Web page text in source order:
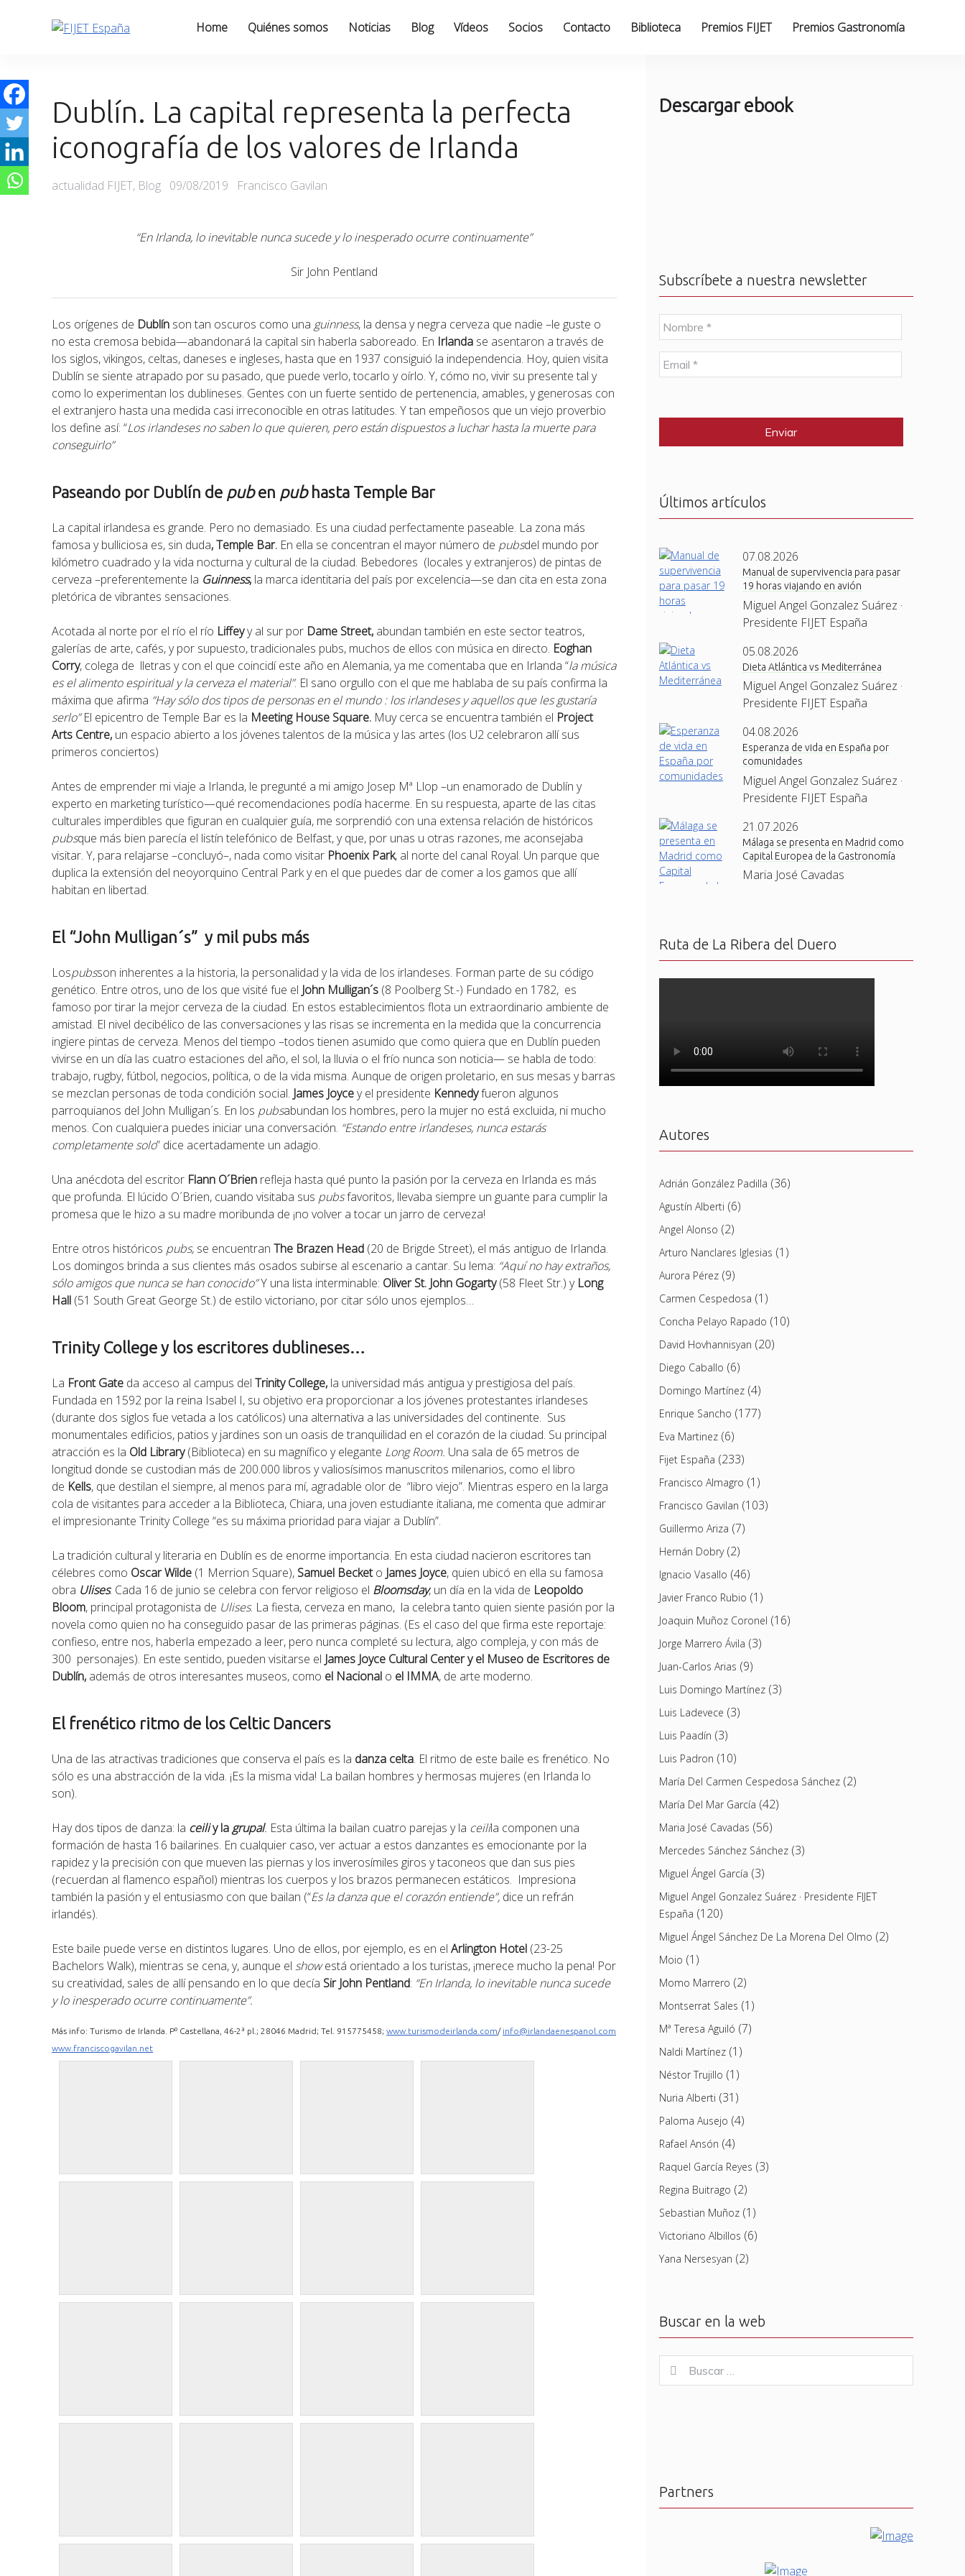
Home Quiénes somos Noticias Blog Vídeos Socios Contacto Biblioteca Premios FIJET Premios Gastronomía
Dublín. La capital representa la perfecta
iconografía de los valores de Irlanda
Categories
actualidad FIJET, Blog Posted
09/08/2019 Francisco Gavilan
“En Irlanda, lo inevitable nunca sucede y lo inesperado ocurre continuamente”
Sir John Pentland
Los orígenes de Dublín son tan oscuros como una guinness, la densa y negra cerveza que nadie –le guste o
no esta cremosa bebida—abandonará la capital sin haberla saboreado. En Irlanda se asentaron a través de
los siglos, vikingos, celtas, daneses e ingleses, hasta que en 1937 consiguió la independencia. Hoy, quien visita
Dublín se siente atrapado por su pasado, que puede verlo, tocarlo y oírlo. Y, cómo no, vivir su presente tal y
como lo experimentan los dublineses. Gentes con un fuerte sentido de pertenencia, amables, y generosas con
el extranjero hasta una medida casi irreconocible en otras latitudes. Y tan empeñosos que un viejo proverbio
los define así: “Los irlandeses no saben lo que quieren, pero están dispuestos a luchar hasta la muerte para
conseguirlo”
Paseando por Dublín de puben pub hasta Temple Bar
La capital irlandesa es grande. Pero no demasiado. Es una ciudad perfectamente paseable. La zona más
famosa y bulliciosa es, sin duda, Temple Bar. En ella se concentran el mayor número de pubsdel mundo por
kilómetro cuadrado y la vida nocturna y cultural de la ciudad. Bebedores (locales y extranjeros) de pintas de
cerveza –preferentemente la Guinness, la marca identitaria del país por excelencia—se dan cita en esta zona
pletórica de vibrantes sensaciones.
Acotada al norte por el río el río Liffeyy al sur por Dame Street, abundan también en este sector teatros,
galerías de arte, cafés, y por supuesto, tradicionales pubs, muchos de ellos con música en directo. Eoghan
Corry, colega de lletras y con el que coincidí este año en Alemania, ya me comentaba que en Irlanda “la música
es el alimento espiritual y la cerveza el material”. El sano orgullo con el que me hablaba de su país confirma la
máxima que afirma “Hay sólo dos tipos de personas en el mundo : los irlandeses y aquellos que les gustaría
serlo”El epicentro de Temple Bar es la Meeting House Square. Muy cerca se encuentra también el Project
Arts Centre, un espacio abierto a los jóvenes talentos de la música y las artes (los U2 celebraron allí sus
primeros conciertos)
Antes de emprender mi viaje a Irlanda, le pregunté a mi amigo Josep Mª Llop –un enamorado de Dublín y
experto en marketing turístico—qué recomendaciones podía hacerme. En su respuesta, aparte de las citas
culturales imperdibles que figuran en cualquier guía, me sorprendió con una extensa relación de históricos
pubsque más bien parecía el listín telefónico de Belfast, y que, por unas u otras razones, me aconsejaba
visitar. Y, para relajarse –concluyó–, nada como visitar Phoenix Park, al norte del canal Royal. Un parque que
duplica la extensión del neoyorquino Central Park y en el que puedes dar de comer a los gamos que allí
habitan en libertad.
El “John Mulligan´s” y mil pubs más
Lospubsson inherentes a la historia, la personalidad y la vida de los irlandeses. Forman parte de su código
genético. Entre otros, uno de los que visité fue el John Mulligan´s (8 Poolberg St.-) Fundado en 1782, es
famoso por tirar la mejor cerveza de la ciudad. En estos establecimientos flota un extraordinario ambiente de
amistad. El nivel decibélico de las conversaciones y las risas se incrementa en la medida que la concurrencia
ingiere pintas de cerveza. Menos del tiempo –todos tienen asumido que como quiera que en Dublín pueden
vivirse en un día las cuatro estaciones del año, el sol, la lluvia o el frío nunca son noticia— se habla de todo:
trabajo, rugby, fútbol, negocios, política, o de la vida misma. Aunque de origen proletario, en sus mesas y barras
se mezclan personas de toda condición social. James Joycey el presidente Kennedyfueron algunos
parroquianos del John Mulligan´s. En los pubsabundan los hombres, pero la mujer no está excluida, ni mucho
menos. Con cualquiera puedes iniciar una conversación. “Estando entre irlandeses, nunca estarás
completamente solo” dice acertadamente un adagio.
Una anécdota del escritor Flann O´Brien refleja hasta qué punto la pasión por la cerveza en Irlanda es más
que profunda. El lúcido O´Brien, cuando visitaba sus pubsfavoritos, llevaba siempre un guante para cumplir la
promesa que le hizo a su madre moribunda de ¡no volver a tocar un jarro de cerveza!
Entre otros históricos pubs, se encuentranThe Brazen Head (20 de Brigde Street), el más antiguo de Irlanda.
Los domingos brinda a sus clientes más osados subirse al escenario a cantar. Su lema: “Aquí no hay extraños,
sólo amigos que nunca se han conocido”Y una lista interminable: Oliver St. John Gogarty(58 Fleet Str.) y Long
Hall (51 South Great George St.) de estilo victoriano, por citar sólo unos ejemplos…
Trinity College y los escritores dublineses…
La Front Gate da acceso al campus delTrinity College, la universidad más antigua y prestigiosa del país.
Fundada en 1592 por la reina Isabel I, su objetivo era proporcionar a los jóvenes protestantes irlandeses
(durante dos siglos fue vetada a los católicos) una alternativa a las universidades del continente. Sus
monumentales edificios, patios y jardines son un oasis de tranquilidad en el corazón de la ciudad. Su principal
atracción es la Old Library(Biblioteca) en su magnífico y elegante Long Room. Una sala de 65 metros de
longitud donde se custodian más de 200.000 libros y valiosísimos manuscritos milenarios, como el libro
de Kells, que destilan el siempre, al menos para mí, agradable olor de “libro viejo”. Mientras espero en la larga
cola de visitantes para acceder a la Biblioteca, Chiara, una joven estudiante italiana, me comenta que admirar
el impresionante Trinity College “es su máxima prioridad para viajar a Dublín”.
La tradición cultural y literaria en Dublín es de enorme importancia. En esta ciudad nacieron escritores tan
célebres como Oscar Wilde (1 Merrion Square), Samuel Becketo James Joyce, quien ubicó en ella su famosa
obra Ulises. Cada 16 de junio se celebra con fervor religioso el Bloomsday, un día en la vida de Leopoldo
Bloom, principal protagonista de Ulises. La fiesta, cerveza en mano, la celebra tanto quien siente pasión por la
novela como quien no ha conseguido pasar de las primeras páginas. (Es el caso del que firma este reportaje:
confieso, entre nos, haberla empezado a leer, pero nunca completé su lectura, algo compleja, y con más de
300 personajes). En este sentido, pueden visitarse el James Joyce Cultural Center y el Museo de Escritores de
Dublín, además de otros interesantes museos, como el Nacional o el IMMA, de arte moderno.
El frenético ritmo de los Celtic Dancers
Una de las atractivas tradiciones que conserva el país es la danza celta. El ritmo de este baile es frenético. No
sólo es una abstracción de la vida. ¡Es la misma vida! La bailan hombres y hermosas mujeres (en Irlanda lo
son).
Hay dos tipos de danza: la ceiliy lagrupal. Esta última la bailan cuatro parejas y la ceilila componen una
formación de hasta 16 bailarines. En cualquier caso, ver actuar a estos danzantes es emocionante por la
rapidez y la precisión con que mueven las piernas y los inverosímiles giros y taconeos que dan sus pies
(recuerdan al flamenco español) mientras los cuerpos y los brazos permanecen estáticos. Impresiona
también la pasión y el entusiasmo con que bailan (“Es la danza que el corazón entiende”, dice un refrán
irlandés).
Este baile puede verse en distintos lugares. Uno de ellos, por ejemplo, es en elArlington Hotel (23-25
Bachelors Walk), mientras se cena, y, aunque el showestá orientado a los turistas, ¡merece mucho la pena! Por
su creatividad, sales de allí pensando en lo que decía Sir John Pentland: “En Irlanda, lo inevitable nunca sucede
y lo inesperado ocurre continuamente”.
Más info: Turismo de Irlanda. Pº Castellana, 46-2ª pl.; 28046 Madrid; Tel. 915775458;www.turismodeirlanda.com/ info@irlandaenespanol.com
www.franciscogavilan.net
Descargar ebook
Subscríbete a nuestra newsletter
N
o
m
b
r
E
m
l
Últimos artículos
07.08.2026
Manual de supervivencia para pasar
19 horas viajando en avión
Miguel Angel Gonzalez Suárez ·
Presidente FIJET España
05.08.2026
Dieta Atlántica vs Mediterránea
Miguel Angel Gonzalez Suárez ·
Presidente FIJET España
04.08.2026
Esperanza de vida en España por
comunidades
Miguel Angel Gonzalez Suárez ·
Presidente FIJET España
21.07.2026
Málaga se presenta en Madrid como
Capital Europea de la Gastronomía
Maria José Cavadas
Ruta de La Ribera del Duero
Autores
Adrián González Padilla (36)
Agustín Alberti (6)
Angel Alonso (2)
Arturo Nanclares Iglesias (1)
Aurora Pérez(9)
Carmen Cespedosa (1)
Concha Pelayo Rapado (10)
David Hovhannisyan (20)
Diego Caballo (6)
Domingo Martínez(4)
Enrique Sancho (177)
Eva Martinez(6)
Fijet España (233)
Francisco Almagro (1)
Francisco Gavilan (103)
Guillermo Ariza (7)
Hernán Dobry(2)
Ignacio Vasallo (46)
Javier Franco Rubio (1)
Joaquin Muñoz Coronel (16)
Jorge Marrero Ávila (3)
Juan-Carlos Arias (9)
Luis Domingo Martínez(3)
Luis Ladevece (3)
Luis Paadín (3)
Luis Padron (10)
María Del Carmen Cespedosa Sánchez(2)
María Del Mar García (42)
Maria José Cavadas (56)
Mercedes Sánchez Sánchez(3)
Miguel Ángel García (3)
Miguel Angel Gonzalez Suárez · Presidente FIJET
España (120)
Miguel Ángel Sánchez De La Morena Del Olmo (2)
Moio (1)
Momo Marrero (2)
Montserrat Sales (1)
Mª Teresa Aguiló (7)
Naldi Martínez(1)
Néstor Trujillo (1)
Nuria Alberti (31)
Paloma Ausejo (4)
Rafael Ansón (4)
Raquel García Reyes (3)
Regina Buitrago (2)
Sebastian Muñoz(1)
Victoriano Albillos (6)
Yana Nersesyan (2)
Buscar en la web
for:
Buscar
Partners